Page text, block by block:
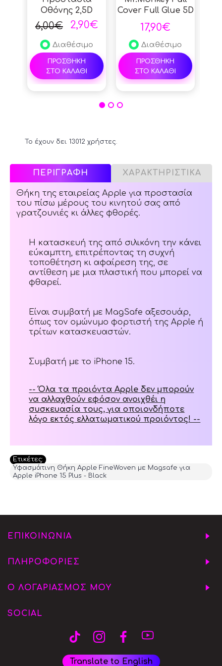
Το έχουν δει 13012 χρήστες.
Οθόνης 2,5D
0.3mm για Apple
iPhone 14 Pro
Max/15 Plus -
Διάφανο
6,00€ 2,90€
Διαθέσιμο
ΠΡΟΣΘΗΚΗ
ΣΤΟ ΚΑΛΑΘΙ
Cover Full Glue 5D
9H 0.26mm Strong
HD για Apple
iPhone 14 Pro
Max/15 Plus -
Black
17,90€
Διαθέσιμο
ΠΡΟΣΘΗΚΗ
ΣΤΟ ΚΑΛΑΘΙ
ΠΕΡΙΓΡΑΦΗ ΧΑΡΑΚΤΗΡΙΣΤΙΚΑ
Θήκη της εταιρείας Apple για προστασία
του πίσω μέρους του κινητού σας από
γρατζουνιές κι άλλες φθορές.
Η κατασκευή της από σιλικόνη την κάνει
εύκαμπτη, επιτρέποντας τη συχνή
τοποθέτηση κι αφαίρεση της, σε
αντίθεση με μια πλαστική που μπορεί να
φθαρεί.
Είναι συμβατή με MagSafe αξεσουάρ,
όπως τον ομώνυμο φορτιστή της Apple ή
τρίτων κατασκευαστών.
Συμβατή με το iPhone 15.
-- Όλα τα προιόντα Apple δεν μπορούν
να αλλαχθούν εφόσον ανοιχθέι η
συσκευασία τους, για οποιονδήποτε
λόγο εκτός ελλατωματικού προιόντος! --
Ετικέτες:
Υφασμάτινη Θήκη Apple FineWoven με Magsafe για
Apple iPhone 15 Plus - Black
ΕΠΙΚΟΙΝΩΝΙΑ
ΠΛΗΡΟΦΟΡΙΕΣ
Ο ΛΟΓΑΡΙΑΣΜΟΣ ΜΟΥ
SOCIAL
Translate to English